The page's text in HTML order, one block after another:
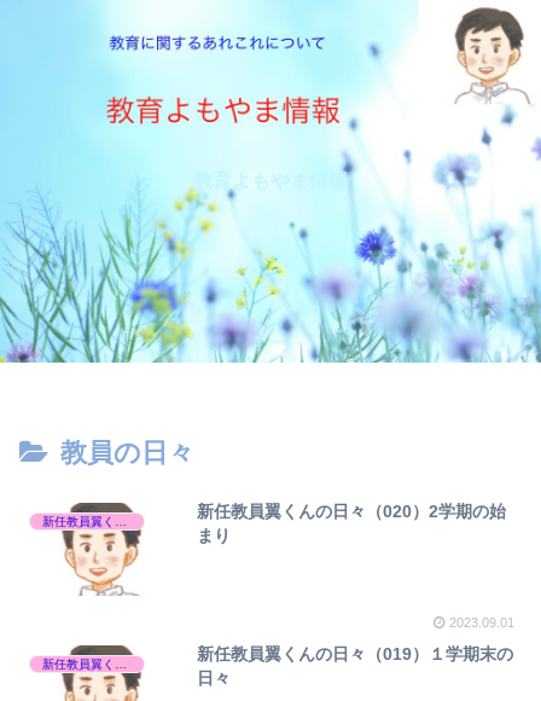
教育よもやま情報
教員の日々
新任教員翼くんの日々（020）2学期の始
まり
2023.09.01
新任教員翼くんの日々（019）１学期末の
日々